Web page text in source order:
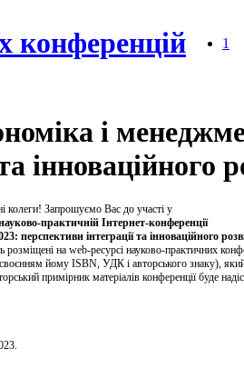
конференцій 1
і
інноваційного
колеги! Запрошуємо Вас до участі у
прак­тичній Інтернет-конференції
перспективи інтеграції та інноваційного
розміщені на web-ресурсі науково-практичних
йому ISBN, УДК і авторського знаку), який
примірник матеріалів конференції буде